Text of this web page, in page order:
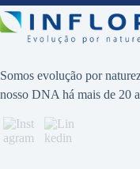
Somos evolução por
nosso DNA há mais de 20